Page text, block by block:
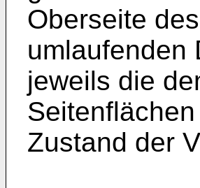
Oberseite
umlaufenden
jeweils die
Zustand der